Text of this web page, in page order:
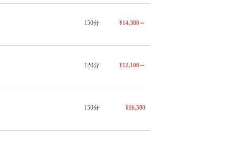
150分 ¥14,300～
120分 ¥12,100～
150分 ¥16,500